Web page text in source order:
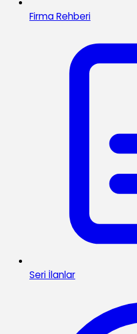
Firma Rehberi
Seri İlanlar